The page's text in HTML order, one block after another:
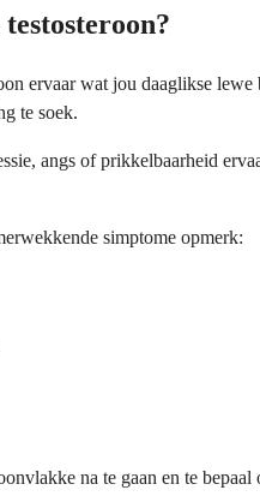
ervaar wat jou daaglikse
te soek.
angs of prikkelbaarheid
simptome opmerk:
na te gaan en te